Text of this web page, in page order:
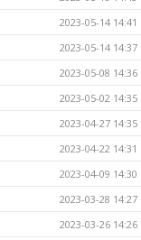
2023-05-14 14:41
2023-05-14 14:37
2023-05-08 14:36
2023-05-02 14:35
2023-04-27 14:35
2023-04-22 14:31
2023-04-09 14:30
2023-03-28 14:27
2023-03-26 14:26